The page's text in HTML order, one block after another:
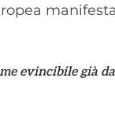
evincibile già